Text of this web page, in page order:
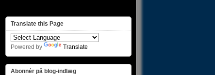
Translate this Page
Powered by Translate
Abonnér på blog-indlæg